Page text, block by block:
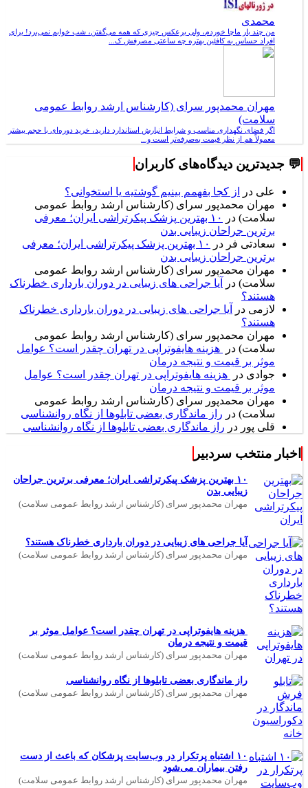
محمدی
من چند بار ماچا خوردم، ولی برعکس چیزی که همه می‌گفتن، شب خوابم نمی‌برد! برای
افراد حساس به کافئین بهتره چه ساعتی مصرفش ک...
مهران محمدپور سرای (کارشناس ارشد روابط عمومی
سلامت)
اگر فضای نگهداری مناسب و شرایط انبارش استاندارد دارید، خرید دوره‌ای با حجم بیشتر
معمولاً هم از نظر قیمت به‌صرفه‌تر است و...
💬 جدیدترین دیدگاه‌های کاربران
علی در
از کجا بفهمم بینیم گوشتیه یا استخوانی؟
مهران محمدپور سرای (کارشناس ارشد روابط عمومی
سلامت) در
۱۰ بهترین پزشک پیکرتراشی ایران؛ معرفی
برترین جراحان زیبایی بدن
سعادتی فر در
۱۰ بهترین پزشک پیکرتراشی ایران؛ معرفی
برترین جراحان زیبایی بدن
مهران محمدپور سرای (کارشناس ارشد روابط عمومی
سلامت) در
آیا جراحی های زیبایی در دوران بارداری خطرناک
هستند؟
لازمی در
آیا جراحی های زیبایی در دوران بارداری خطرناک
هستند؟
مهران محمدپور سرای (کارشناس ارشد روابط عمومی
سلامت) در
هزینه هایفوتراپی در تهران چقدر است؟ عوامل
موثر بر قیمت و نتیجه درمان
جوادی در
هزینه هایفوتراپی در تهران چقدر است؟ عوامل
موثر بر قیمت و نتیجه درمان
مهران محمدپور سرای (کارشناس ارشد روابط عمومی
سلامت) در راز ماندگاری بعضی تابلوها از نگاه روانشناسی
قلی پور در راز ماندگاری بعضی تابلوها از نگاه روانشناسی
اخبار منتخب سردبیر
۱۰ بهترین پزشک پیکرتراشی ایران؛ معرفی برترین جراحان
زیبایی بدن
مهران محمدپور سرای (کارشناس ارشد روابط عمومی سلامت)
آیا جراحی های زیبایی در دوران بارداری خطرناک هستند؟
مهران محمدپور سرای (کارشناس ارشد روابط عمومی سلامت)
هزینه هایفوتراپی در تهران چقدر است؟ عوامل موثر بر
قیمت و نتیجه درمان
مهران محمدپور سرای (کارشناس ارشد روابط عمومی سلامت)
راز ماندگاری بعضی تابلوها از نگاه روانشناسی
مهران محمدپور سرای (کارشناس ارشد روابط عمومی سلامت)
۱۰ اشتباه پرتکرار در وب‌سایت پزشکان که باعث از دست
رفتن بیماران می‌شود
مهران محمدپور سرای (کارشناس ارشد روابط عمومی سلامت)